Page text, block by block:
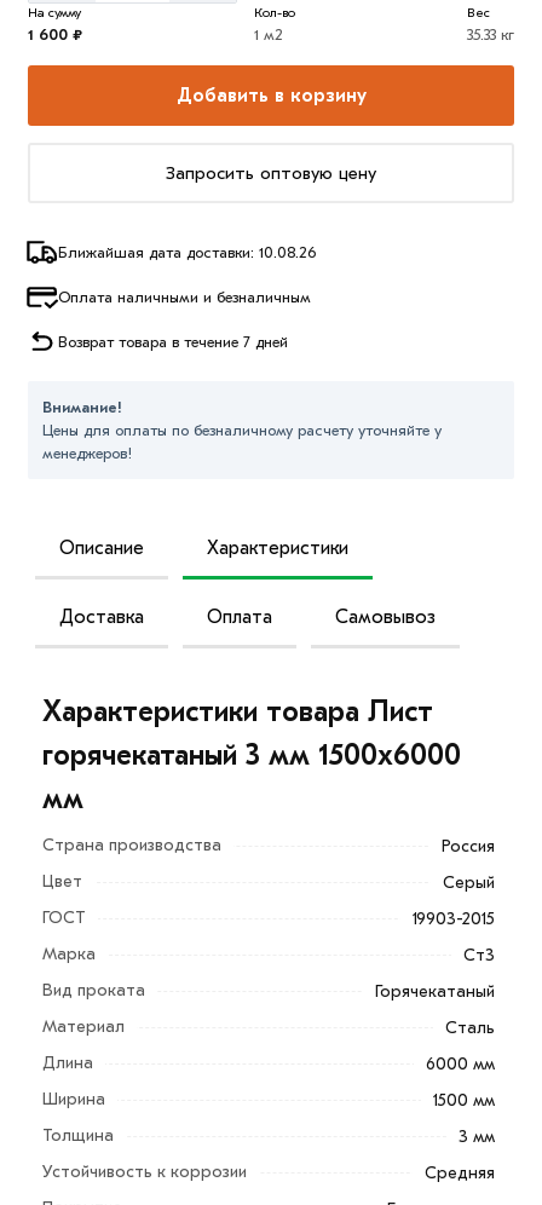
Ближайшая дата доставки: 10.08.26
Оплата наличными и безналичным
Возврат товара в течение 7 дней
Внимание!
Цены для оплаты по безналичному расчету уточняйте у
менеджеров!
На сумму
1 600 ₽
Кол-во
1 м2
Вес
35.33 кг
Добавить в корзину
Запросить оптовую цену
Описание Характеристики
Доставка Оплата Самовывоз
Для приобретения данной позиции, кликните мышкой
«Добавить в корзину»
«Быстрый заказ». Также можете купить позвонив по
контактам указанным на сайте.
Характеристики товара Лист
горячекатаный 3 мм 1500х6000
мм
Страна производства
Россия
Цвет
Серый
ГОСТ
19903-2015
Марка
Ст3
Вид проката
Горячекатаный
Материал
Сталь
Длина
6000 мм
Ширина
1500 мм
Толщина
3 мм
Устойчивость к коррозии
Средняя